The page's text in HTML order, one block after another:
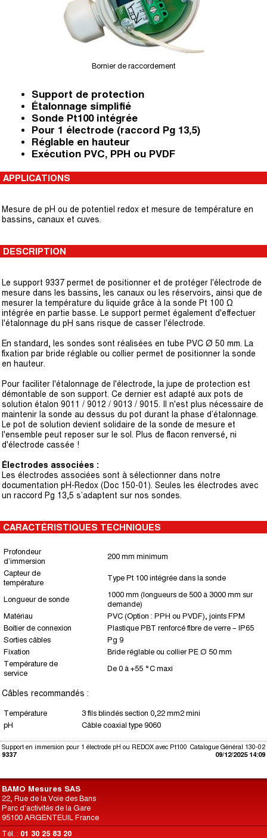
Bornier de raccordement
Support de protection
Étalonnage simplifié
Sonde Pt100 intégrée
Pour 1 électrode (raccord Pg 13,5)
Réglable en hauteur
Exécution PVC, PPH ou PVDF
APPLICATIONS
Mesure de pH ou de potentiel redox et mesure de température en
bassins, canaux et cuves.
DESCRIPTION
Le support 9337 permet de positionner et de protéger l'électrode de
mesure dans les bassins, les canaux ou les réservoirs, ainsi que de
mesurer la température du liquide grâce à la sonde Pt 100 Ω
intégrée en partie basse. Le support permet également d'effectuer
l'étalonnage du pH sans risque de casser l'électrode.
En standard, les sondes sont réalisées en tube PVC Ø 50 mm. La
fixation par bride réglable ou collier permet de positionner la sonde
en hauteur.
Pour faciliter l'étalonnage de l'électrode, la jupe de protection est
démontable de son support. Ce dernier est adapté aux pots de
solution étalon 9011 / 9012 / 9013 / 9015. Il n'est plus nécessaire de
maintenir la sonde au dessus du pot durant la phase d’étalonnage.
Le pot de solution devient solidaire de la sonde de mesure et
l'ensemble peut reposer sur le sol. Plus de flacon renversé, ni
d'électrode cassée !
Électrodes associées :
Les électrodes associées sont à sélectionner dans notre
documentation pH-Redox (Doc 150-01). Seules les électrodes avec
un raccord Pg 13,5 s’adaptent sur nos sondes.
CARACTÉRISTIQUES TECHNIQUES
Profondeur
d’immersion
200 mm minimum
Capteur de
température
Type Pt 100 intégrée dans la sonde
Longueur de sonde
1000 mm (longueurs de 500 à 3000 mm sur
demande)
Matériau
PVC (Option : PPH ou PVDF), joints FPM
Boitier de connexion
Plastique PBT renforcé fibre de verre – IP65
Sorties câbles
Pg 9
Fixation
Bride réglable ou collier PE Ø 50 mm
Température de
service
De 0 à +55 °C maxi
Câbles recommandés :
Température
3 fils blindés section 0,22 mm2 mini
pH
Câble coaxial type 9060
Catalogue Général 130-02
09/12/2025 14:09
Support en immersion pour 1 électrode pH ou REDOX avec Pt100
9337
BAMO Mesures SAS
22, Rue de la Voie des Bans
Parc d'activités de la Gare
95100 ARGENTEUIL France
Tél. : 01 30 25 83 20